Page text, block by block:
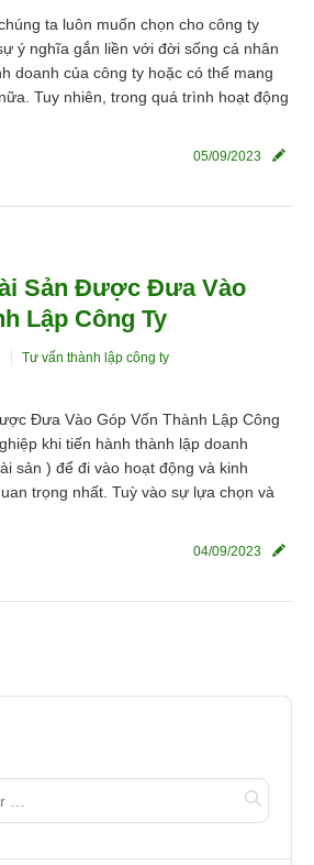
ta luôn muốn chọn cho công ty
ý nghĩa gắn liền với đời sống cá nhân
doanh của công ty hoặc có thể mang
Tuy nhiên, trong quá trình hoạt động
05/09/2023
Sản Được Đưa Vào
Lập Công Ty
Tư vấn thành lập công ty
Đưa Vào Góp Vốn Thành Lập Công
khi tiến hành thành lập doanh
sản ) để đi vào hoạt động và kinh
trọng nhất. Tuỳ vào sự lựa chọn và
04/09/2023